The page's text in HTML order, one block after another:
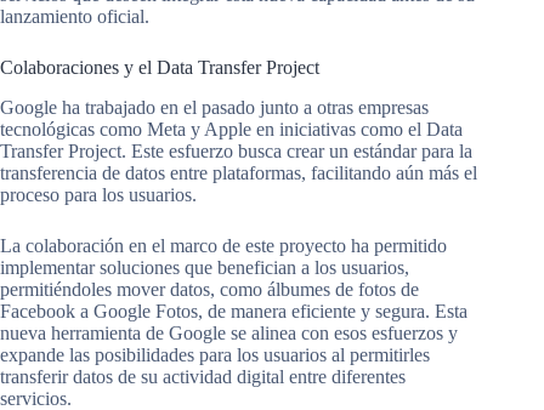
lanzamiento oficial.
Colaboraciones y el Data Transfer Project
Google ha trabajado en el pasado junto a otras empresas
tecnológicas como Meta y Apple en iniciativas como el Data
Transfer Project. Este esfuerzo busca crear un estándar para la
transferencia de datos entre plataformas, facilitando aún más el
proceso para los usuarios.
La colaboración en el marco de este proyecto ha permitido
implementar soluciones que benefician a los usuarios,
permitiéndoles mover datos, como álbumes de fotos de
Facebook a Google Fotos, de manera eficiente y segura. Esta
nueva herramienta de Google se alinea con esos esfuerzos y
expande las posibilidades para los usuarios al permitirles
transferir datos de su actividad digital entre diferentes
servicios.